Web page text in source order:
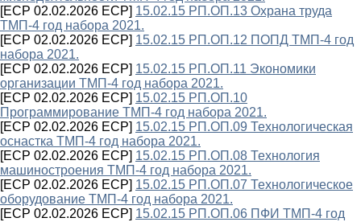
[ECP 02.02.2026 ECP] 15.02.15 РП.ОП.13 Охрана труда
ТМП-4 год набора 2021.
[ECP 02.02.2026 ECP] 15.02.15 РП.ОП.12 ПОПД ТМП-4 год
набора 2021.
[ECP 02.02.2026 ECP] 15.02.15 РП.ОП.11 Экономики
организации ТМП-4 год набора 2021.
[ECP 02.02.2026 ECP] 15.02.15 РП.ОП.10
Программирование ТМП-4 год набора 2021.
[ECP 02.02.2026 ECP] 15.02.15 РП.ОП.09 Технологическая
оснастка ТМП-4 год набора 2021.
[ECP 02.02.2026 ECP] 15.02.15 РП.ОП.08 Технология
машиностроения ТМП-4 год набора 2021.
[ECP 02.02.2026 ECP] 15.02.15 РП.ОП.07 Технологическое
оборудование ТМП-4 год набора 2021.
[ECP 02.02.2026 ECP] 15.02.15 РП.ОП.06 ПФИ ТМП-4 год